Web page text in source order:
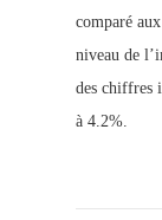
comparé
niveau de
des chiffres
à 4.2%.